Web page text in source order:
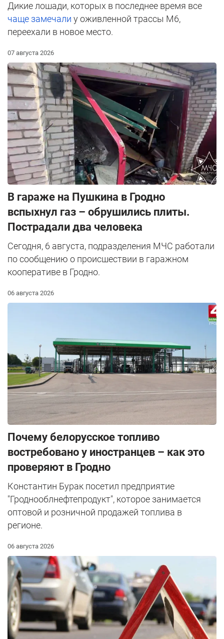
Дикие лошади, которых в последнее время все
чаще замечали у оживленной трассы М6,
переехали в новое место.
07 августа 2026
В гараже на Пушкина в Гродно
вспыхнул газ – обрушились плиты.
Пострадали два человека
Сегодня, 6 августа, подразделения МЧС работали
по сообщению о происшествии в гаражном
кооперативе в Гродно.
06 августа 2026
Почему белорусское топливо
востребовано у иностранцев – как это
проверяют в Гродно
Константин Бурак посетил предприятие
"Гроднооблнефтепродукт", которое занимается
оптовой и розничной продажей топлива в
регионе.
06 августа 2026